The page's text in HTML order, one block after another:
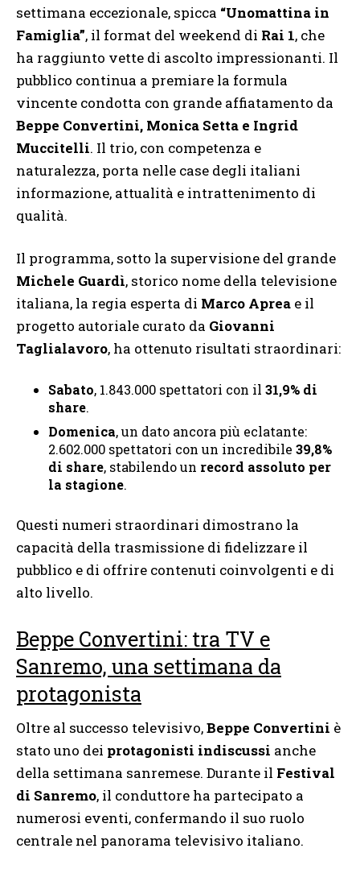
settimana eccezionale, spicca “Unomattina in
Famiglia”, il format del weekend di Rai 1, che
ha raggiunto vette di ascolto impressionanti. Il
pubblico continua a premiare la formula
vincente condotta con grande affiatamento da
Beppe Convertini, Monica Setta e Ingrid
Muccitelli. Il trio, con competenza e
naturalezza, porta nelle case degli italiani
informazione, attualità e intrattenimento di
qualità.
Il programma, sotto la supervisione del grande
Michele Guardì, storico nome della televisione
italiana, la regia esperta di Marco Aprea e il
progetto autoriale curato da Giovanni
Taglialavoro, ha ottenuto risultati straordinari:
Sabato, 1.843.000 spettatori con il 31,9% di
share.
Domenica, un dato ancora più eclatante:
2.602.000 spettatori con un incredibile 39,8%
di share, stabilendo un record assoluto per
la stagione.
Questi numeri straordinari dimostrano la
capacità della trasmissione di fidelizzare il
pubblico e di offrire contenuti coinvolgenti e di
alto livello.
Beppe Convertini: tra TV e
Sanremo, una settimana da
protagonista
Oltre al successo televisivo,Beppe Convertini è
stato uno dei protagonisti indiscussi anche
della settimana sanremese. Durante il Festival
di Sanremo, il conduttore ha partecipato a
numerosi eventi, confermando il suo ruolo
centrale nel panorama televisivo italiano.